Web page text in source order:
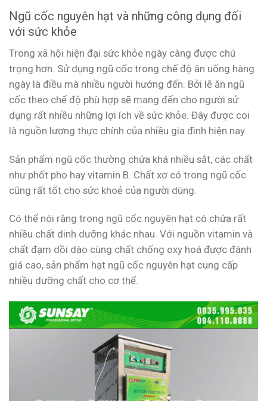
Ngũ cốc nguyên hạt và những công dụng đối
với sức khỏe
Trong xã hội hiện đại sức khỏe ngày càng được chú
trọng hơn. Sử dụng ngũ cốc trong chế độ ăn uống hàng
ngày là điều mà nhiều người hướng đến. Bởi lẽ ăn ngũ
cốc theo chế độ phù hợp sẽ mang đến cho người sử
dụng rất nhiều những lợi ích về sức khỏe. Đây được coi
là nguồn lương thực chính của nhiều gia đình hiện nay.
Sản phẩm ngũ cốc thường chứa khá nhiều sắt, các chất
như phốt pho hay vitamin B. Chất xơ có trong ngũ cốc
cũng rất tốt cho sức khoẻ của người dùng.
Có thể nói rằng trong ngũ cốc nguyên hạt có chứa rất
nhiều chất dinh dưỡng khác nhau. Với nguồn vitamin và
chất đạm dồi dào cùng chất chống oxy hoá được đánh
giá cao, sản phẩm hạt ngũ cốc nguyên hạt cung cấp
nhiều dưỡng chất cho cơ thể.